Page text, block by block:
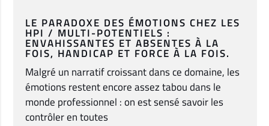
LE PARADOXE DES ÉMOTIONS CHEZ LES
HPI / MULTI-POTENTIELS :
ENVAHISSANTES ET ABSENTES À LA
FOIS, HANDICAP ET FORCE À LA FOIS.
Malgré un narratif croissant dans ce domaine, les
émotions restent encore assez tabou dans le
monde professionnel : on est sensé savoir les
contrôler en toutes